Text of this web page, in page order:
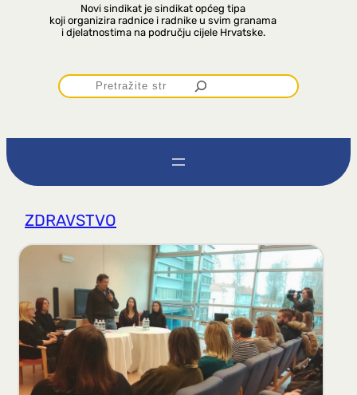
Novi sindikat je sindikat općeg tipa
koji organizira radnice i radnike u svim granama
i djelatnostima na području cijele Hrvatske.
P
r
t
r
a
g
a
ZDRAVSTVO